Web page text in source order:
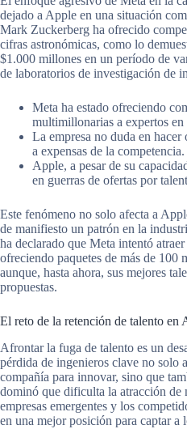
dejado a Apple en una situación
Mark Zuckerberg ha ofrecido
cifras astronómicas, como lo
$1.000 millones en un período de
de laboratorios de investigación de
Meta ha estado ofreciendo
multimillonarias a expertos
La empresa no duda en
a expensas de la competencia.
Apple, a pesar de su
en guerras de ofertas por
Este fenómeno no solo afecta a
de manifiesto un patrón en la
ha declarado que Meta intentó
ofreciendo paquetes de más de 100
aunque, hasta ahora, sus mejores
propuestas.
El reto de la retención de talento en
Afrontar la fuga de talento es un
pérdida de ingenieros clave no solo
compañía para innovar, sino que
dominó que dificulta la atracción de
empresas emergentes y los
en una mejor posición para captar a